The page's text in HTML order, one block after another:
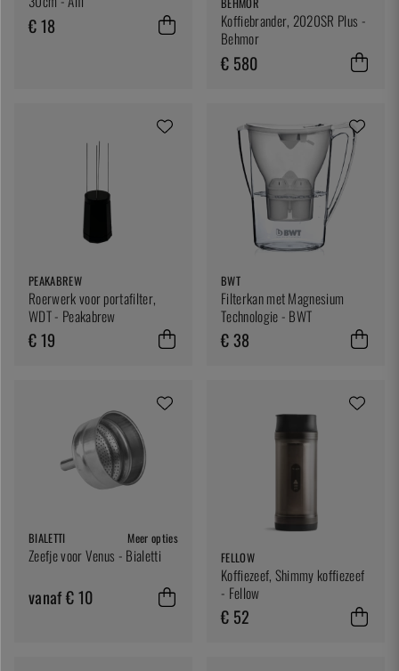
€ 18
BEHMOR
Koffiebrander, 2020SR Plus -
Behmor
€ 580
PEAKABREW
Roerwerk voor portafilter,
WDT - Peakabrew
€ 19
BWT
Filterkan met Magnesium
Technologie - BWT
€ 38
BIALETTI Meer opties
Zeefje voor Venus - Bialetti
vanaf € 10
FELLOW
Koffiezeef, Shimmy koffiezeef
- Fellow
€ 52